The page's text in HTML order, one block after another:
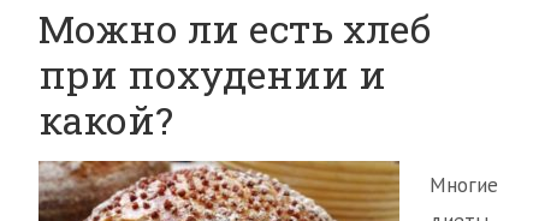
Можно ли есть хлеб
при похудении и
какой?
Многие